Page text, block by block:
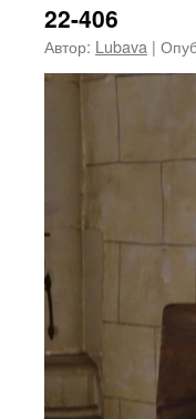
22-406
Автор: Lubava |